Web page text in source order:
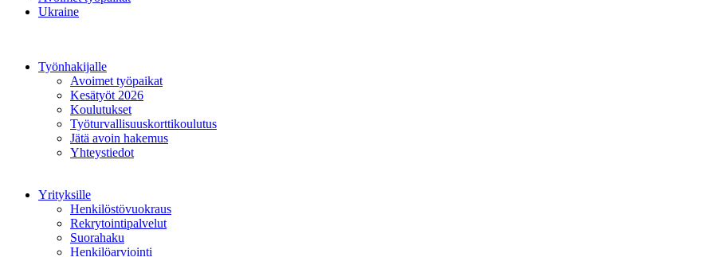
Ukraine
Työnhakijalle
Avoimet työpaikat
Kesätyöt 2026
Koulutukset
Työturvallisuuskorttikoulutus
Jätä avoin hakemus
Yhteystiedot
Yrityksille
Henkilöstövuokraus
Rekrytointipalvelut
Suorahaku
Henkilöarviointi